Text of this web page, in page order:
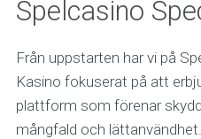
Spelcasino
Från uppstarten har vi på
Kasino fokuserat på att
plattform som förenar
mångfald och